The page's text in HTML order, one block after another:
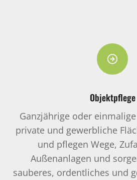
Objektpflege
Ganzjährige oder
private und gewerbliche
und pflegen Wege,
Außenanlagen und
sauberes, ordentliches und